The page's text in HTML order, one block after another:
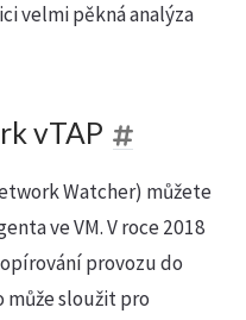
velmi pěkná analýza
vTAP
Watcher) můžete
ve VM. V roce 2018
provozu do
může sloužit pro